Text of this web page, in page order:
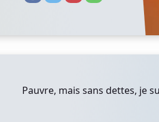
Pauvre, mais sans dettes, je